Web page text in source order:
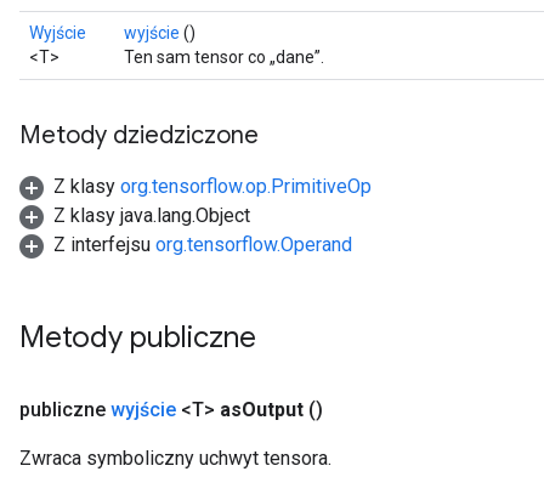
Wyjście
<T>
wyjście ()
Ten sam tensor co „dane”.
Metody dziedziczone
Z klasy org.tensorflow.op.PrimitiveOp
Z klasy java.lang.Object
Z interfejsu org.tensorflow.Operand
Metody publiczne
publiczne wyjście <T> asOutput ()
Zwraca symboliczny uchwyt tensora.